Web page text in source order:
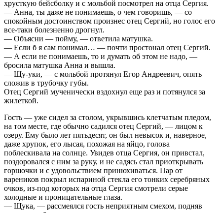
хрусткую бейсболку и с мольбой посмотрел на отца Сергия.
— Анна, ты даже не понимаешь, о чем говоришь, — со
спокойным достоинством произнес отец Сергий, но голос его
все-таки болезненно дрогнул.
— Объясни — пойму, — ответила матушка.
— Если б я сам понимал… — почти простонал отец Сергий.
— А если не понимаешь, то и думать об этом не надо, —
бросила матушка Анна и вышла.
— Щу-уки, — с мольбой протянул Егор Андреевич, опять
сложив в трубочку губы.
Отец Сергий мученически вздохнул еще раз и потянулся за
жилеткой.
Гость — уже сидел за столом, укрывшись клетчатым пледом,
на том месте, где обычно садился отец Сергий, — лицом к
озеру. Ему было лет пятьдесят, он был невысок и, наверное,
даже хрупок, его лысая, похожая на яйцо, голова
поблескивала на солнце. Увидев отца Сергия, он привстал,
поздоровался с ним за руку, и не садясь стал приоткрывать
горшочки и с удовольствием принюхиваться. Пар от
вареников покрыл испариной стекла его тонких серебряных
очков, из-под которых на отца Сергия смотрели серые
холодные и проницательные глаза.
— Щука, — рассмеялся гость неприятным смехом, подняв